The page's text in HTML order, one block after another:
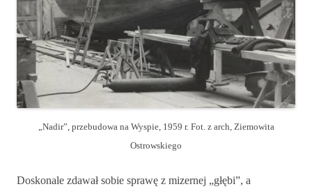
„Nadir”, przebudowa na Wyspie, 1959 r. Fot. z arch, Ziemowita
Ostrowskiego
Doskonale zdawał sobie sprawę z mizernej „głębi”, a